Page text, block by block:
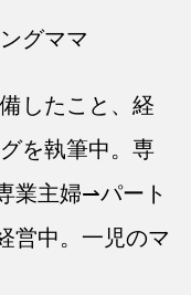
グママ
したこと、経
を執筆中。専
業主婦⇀パート
営中。一児のマ